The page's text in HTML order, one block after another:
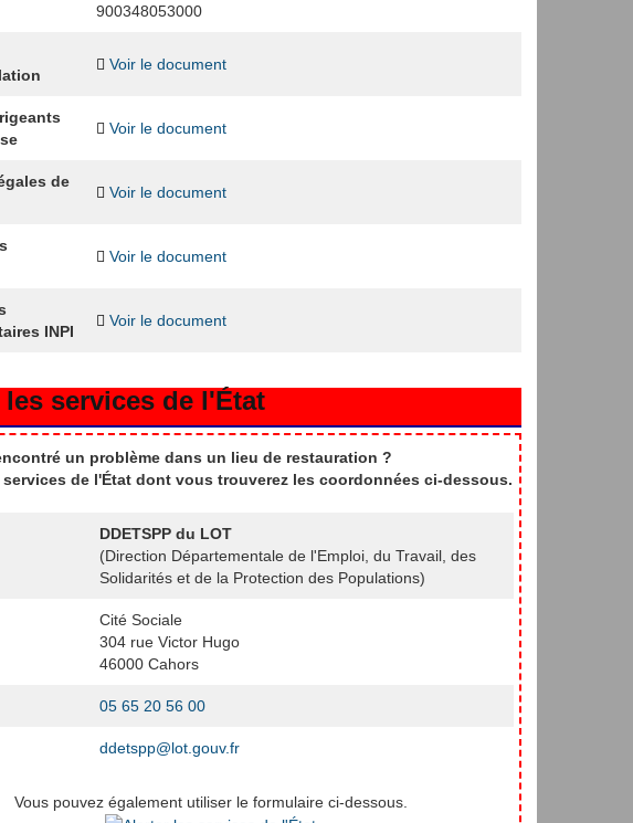
900348053000
Voir le document
Voir le document
de
Voir le document
Voir le document
INPI
Voir le document
les services de l'État
un problème dans un lieu de restauration ?
services de l'État dont vous trouverez les coordonnées ci-dessous.
DDETSPP du LOT
(Direction Départementale de l'Emploi, du Travail, des
Solidarités et de la Protection des Populations)
Cité Sociale
304 rue Victor Hugo
46000 Cahors
05 65 20 56 00
ddetspp@lot.gouv.fr
Vous pouvez également utiliser le formulaire ci-dessous.